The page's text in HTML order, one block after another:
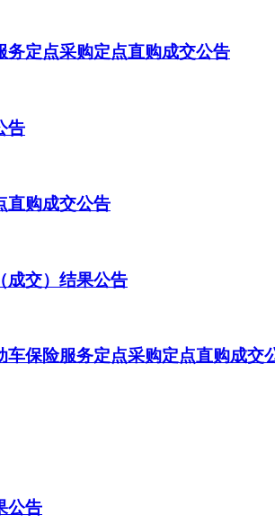
务定点采购定点直购成交公告
告
直购成交公告
成交）结果公告
保险服务定点采购定点直购成交
公告